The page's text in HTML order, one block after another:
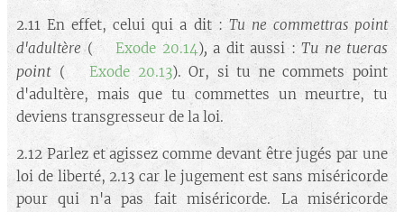
2.11 En effet, celui qui a dit :Tu ne commettras point
d'adultère(➡️ Exode 20.14), a dit aussi : Tu ne tueras
point (➡️Exode 20.13). Or, si tu ne commets point
d'adultère, mais que tu commettes un meurtre, tu
deviens transgresseur de la loi.
2.12 Parlez et agissez comme devant être jugés par une
loi de liberté, 2.13 car le jugement est sans miséricorde
pour qui n'a pas fait miséricorde. La miséricorde